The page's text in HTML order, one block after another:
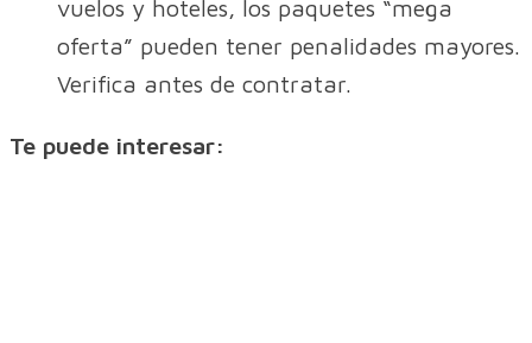
vuelos y hoteles, los paquetes “mega
oferta” pueden tener penalidades mayores.
Verifica antes de contratar.
Te puede interesar: